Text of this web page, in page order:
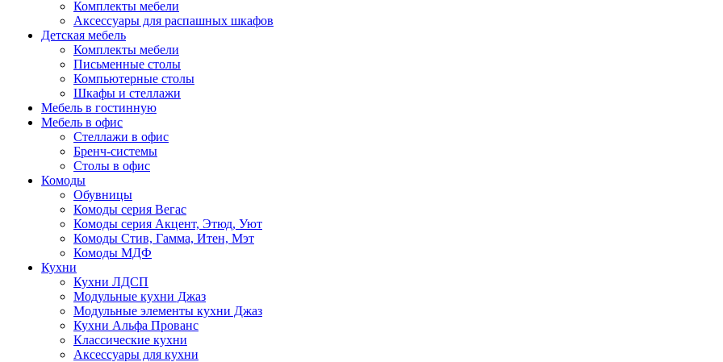
Комплекты мебели
Аксессуары для распашных шкафов
Детская мебель
Комплекты мебели
Письменные столы
Компьютерные столы
Шкафы и стеллажи
Мебель в гостинную
Мебель в офис
Стеллажи в офис
Бренч-системы
Столы в офис
Комоды
Обувницы
Комоды серия Вегас
Комоды серия Акцент, Этюд, Уют
Комоды Стив, Гамма, Итен, Мэт
Комоды МДФ
Кухни
Кухни ЛДСП
Модульные кухни Джаз
Модульные элементы кухни Джаз
Кухни Альфа Прованс
Классические кухни
Аксессуары для кухни